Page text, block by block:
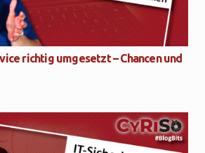
richtig umgesetzt – Chancen und